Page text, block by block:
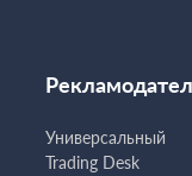
Универсальный
Trading Desk